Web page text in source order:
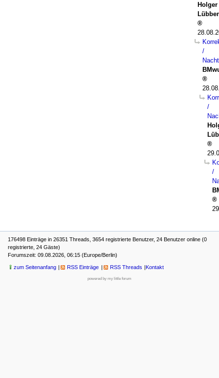
Holger
/
/
/
176498 Einträge in 26351 Threads, 3654 registrierte Benutzer, 24 Benutzer online (0
registrierte, 24 Gäste)
Forumszeit: 09.08.2026, 06:15 (Europe/Berlin)
zum Seitenanfang RSS Einträge RSS Threads Kontakt
powered by my little forum